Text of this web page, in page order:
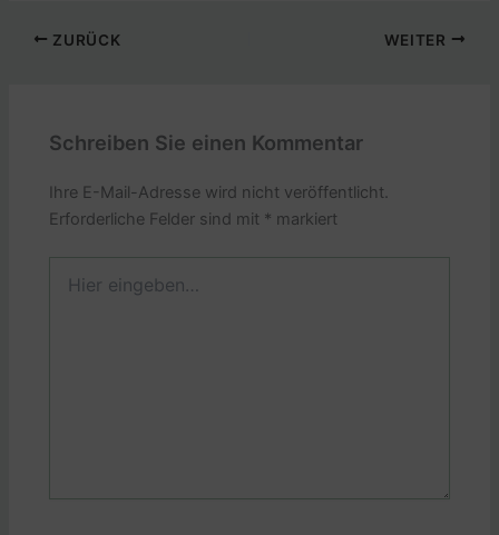
ZURÜCK WEITER
Schreiben Sie einen Kommentar
Ihre E-Mail-Adresse wird nicht veröffentlicht.
Erforderliche Felder sind mit * markiert
eingeben…